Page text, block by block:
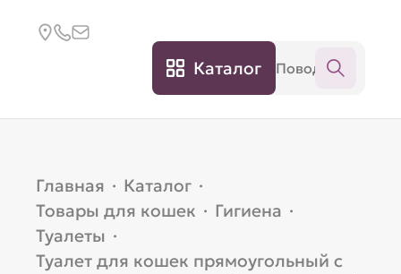
Каталог
Главная · Каталог ·
Товары для кошек · Гигиена ·
Туалеты ·
Туалет для кошек прямоугольный с